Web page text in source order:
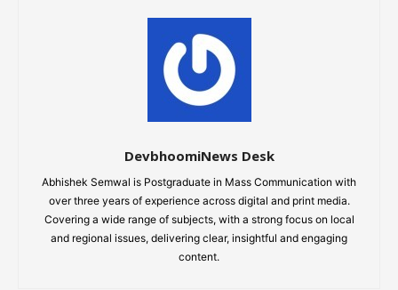
DevbhoomiNews Desk
Abhishek Semwal is Postgraduate in Mass Communication with
over three years of experience across digital and print media.
Covering a wide range of subjects, with a strong focus on local
and regional issues, delivering clear, insightful and engaging
content.